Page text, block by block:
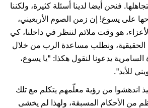
فنحن أيضا لدينا أسئلة كثيرة، ولكننا
على يسوع! إن زمن الصوم الأربعيني،
هو وقت ملائم لننظر في داخلنا، كي
الحقيقية، ونطلب مساعدة الرب من خلال
السامرية يدعونا لنقول هكذا: "يا يسوع،
للأبد".
اندهشوا من رؤية معلّمهم يتكلم مع تلك
من الأحكام المسبقة، ولهذا لم يخشى